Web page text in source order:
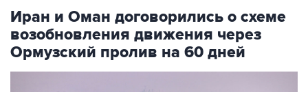
Иран и Оман договорились о схеме
возобновления движения через
Ормузский пролив на 60 дней